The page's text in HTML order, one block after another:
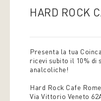
HARD ROCK
Presenta la tua
ricevi subito il 10% di
analcoliche!
Hard Rock Cafe Rome
Via Vittorio Veneto